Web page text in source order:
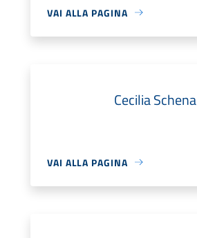
VAI ALLA PAGINA
Cecilia Schena
VAI ALLA PAGINA